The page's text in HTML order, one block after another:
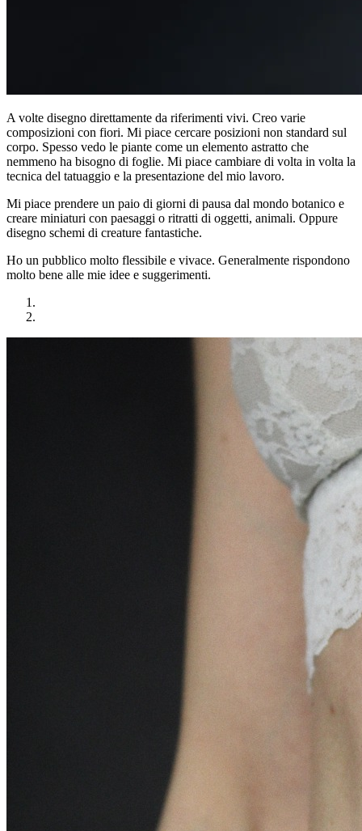
A volte disegno direttamente da riferimenti vivi. Creo varie
composizioni con fiori. Mi piace cercare posizioni non standard sul
corpo. Spesso vedo le piante come un elemento astratto che
nemmeno ha bisogno di foglie. Mi piace cambiare di volta in volta la
tecnica del tatuaggio e la presentazione del mio lavoro.
Mi piace prendere un paio di giorni di pausa dal mondo botanico e
creare miniaturi con paesaggi o ritratti di oggetti, animali. Oppure
disegno schemi di creature fantastiche.
Ho un pubblico molto flessibile e vivace. Generalmente rispondono
molto bene alle mie idee e suggerimenti.